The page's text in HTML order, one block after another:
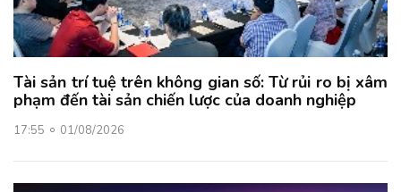
Tài sản trí tuệ trên không gian số: Từ rủi ro bị xâm
phạm đến tài sản chiến lược của doanh nghiệp
17:55 01/08/2026